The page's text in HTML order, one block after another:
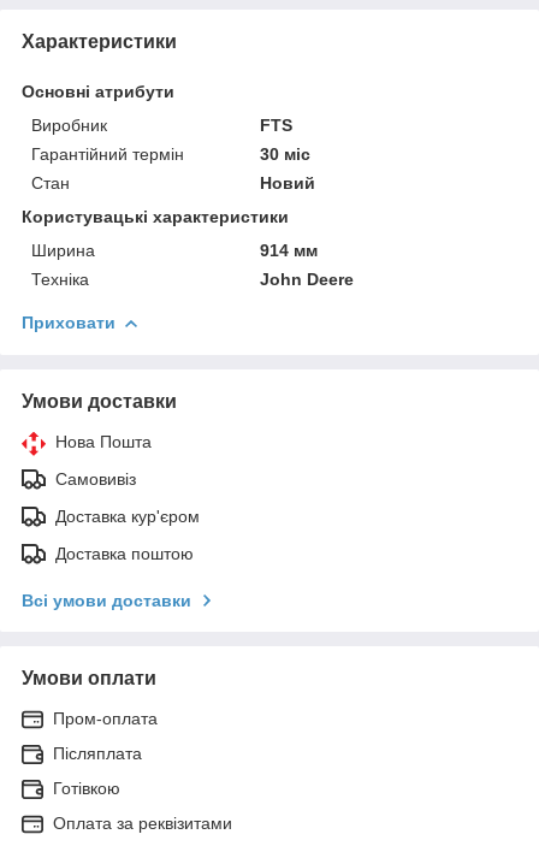
Характеристики
Основні атрибути
Виробник
FTS
Гарантійний термін
30 міс
Стан
Новий
Користувацькi характеристики
Ширина
914 мм
Техніка
John Deere
Приховати
Умови доставки
Нова Пошта
Самовивіз
Доставка кур'єром
Доставка поштою
Всі умови доставки
Умови оплати
Пром-оплата
Післяплата
Готівкою
Оплата за реквізитами